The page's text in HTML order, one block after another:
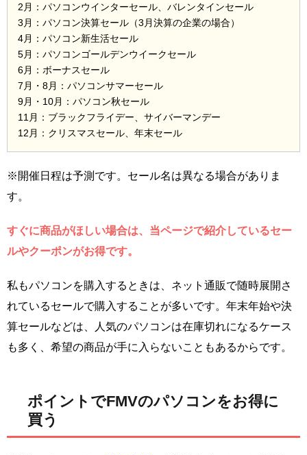
2月：パソコンウインターセール、バレンタインセール
3月：パソコン決算セール（3月決算の企業の場合）
4月：パソコン新生活セール
5月：パソコンゴールデンウイークセール
6月：ボーナスセール
7月・8月：パソコンサマーセール
9月・10月：パソコン秋セール
11月：ブラックフライデー、サイバーマンデー
12月：クリスマスセール、年末セール
※開催日程は予測です。セール名は異なる場合がありま
す。
すぐに商品がほしい場合は、当ページで紹介しているセー
ルやクーポンがお得です。
私もパソコンを購入するときは、ネット通販で随時展開さ
れているセールで購入することが多いです。年末年始や決
算セールなどは、人気のパソコンは在庫切れになるケース
も多く、希望の商品が手に入らないこともあるからです。
ポイントでFMVのパソコンをお得に
買う